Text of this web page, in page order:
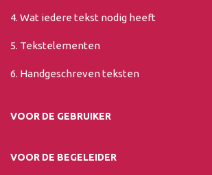
4. Wat iedere tekst nodig heeft
5. Tekstelementen
6. Handgeschreven teksten
VOOR DE GEBRUIKER
VOOR DE BEGELEIDER